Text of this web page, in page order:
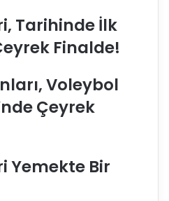
Tarihinde İlk
Finalde!
Voleybol
Çeyrek
Yemekte Bir